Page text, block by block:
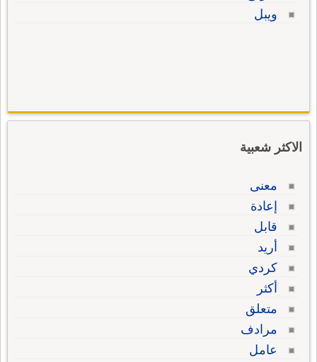
ويبل
الاكثر شعبية
معنى
إعادة
قابل
أريد
كردي
أكثر
متعلق
مرادف
عامل